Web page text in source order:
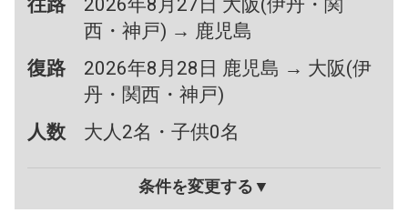
往路
2026年8月27日 大阪(伊丹・関
西・神戸) → 鹿児島
復路
2026年8月28日 鹿児島 → 大阪(伊
丹・関西・神戸)
人数
大人2名・子供0名
条件を変更する▼